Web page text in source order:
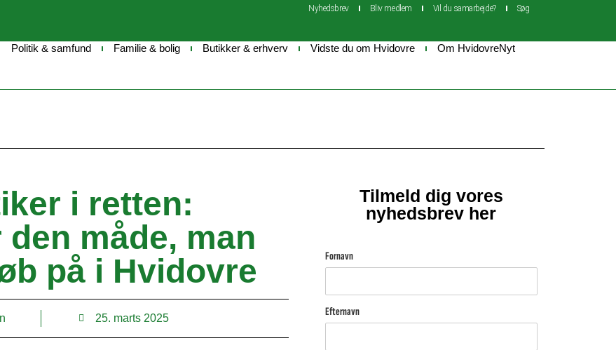
Nyhedsbrev Bliv medlem Vil du samarbejde? Søg
Politik & samfund Familie & bolig Butikker & erhverv Vidste du om Hvidovre Om HvidovreNyt
i retten:
måde, man
på i Hvidovre
25. marts 2025
Tilmeld dig vores
nyhedsbrev her
Fornavn
Efternavn